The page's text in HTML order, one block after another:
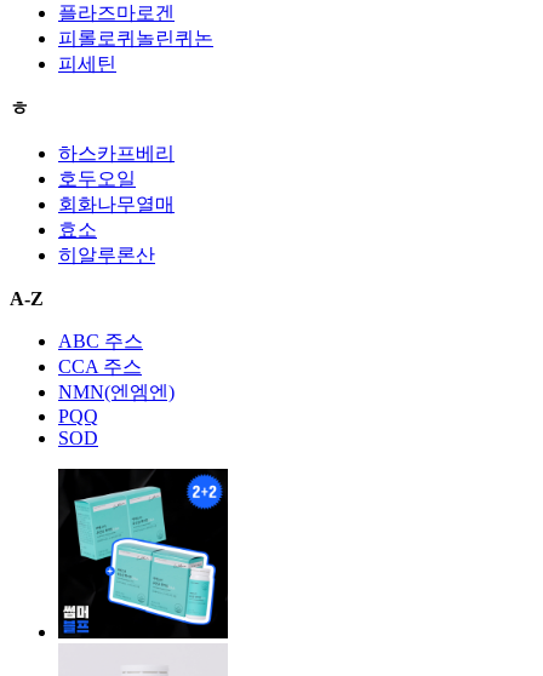
플라즈마로겐
피롤로퀴놀린퀴논
피세틴
ㅎ
하스카프베리
호두오일
회화나무열매
효소
히알루론산
A-Z
ABC 주스
CCA 주스
NMN(엔엠엔)
PQQ
SOD